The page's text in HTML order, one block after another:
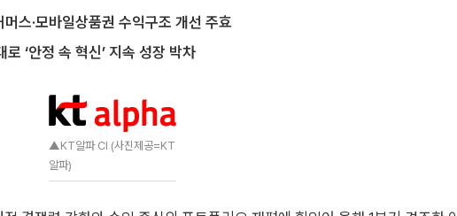
스·모바일상품권 수익구조 개선 주효
‘안정 속 혁신’ 지속 성장 박차
▲KT알파 CI (사진제공=KT
알파)